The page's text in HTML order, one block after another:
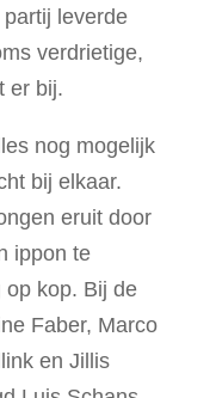
leverde
verdrietige,
er bij.
nog mogelijk
bij elkaar.
eruit door
ippon te
op kop. Bij de
Faber, Marco
en Jillis